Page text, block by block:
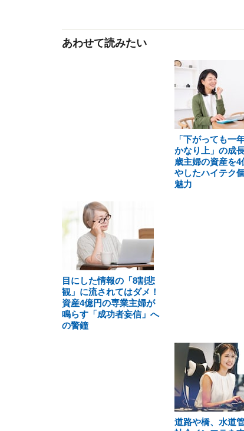
あわせて読みたい
「下がっても一
かなり上」の成
歳主婦の資産を4
やしたハイテク
魅力
目にした情報の「8割悲
観」に流されてはダメ！
資産4億円の専業主婦が
鳴らす「成功者妄信」へ
の警鐘
道路や橋、水道